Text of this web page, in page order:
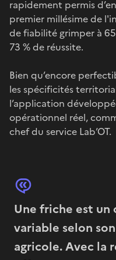
rapidement permis
premier millésime de
de fiabilité grimper à
73 % de réussite.
Bien qu’encore
les spécificités
l’application
opérationnel réel,
chef du service Lab’OT.
Une friche est
variable selon
agricole. Avec la